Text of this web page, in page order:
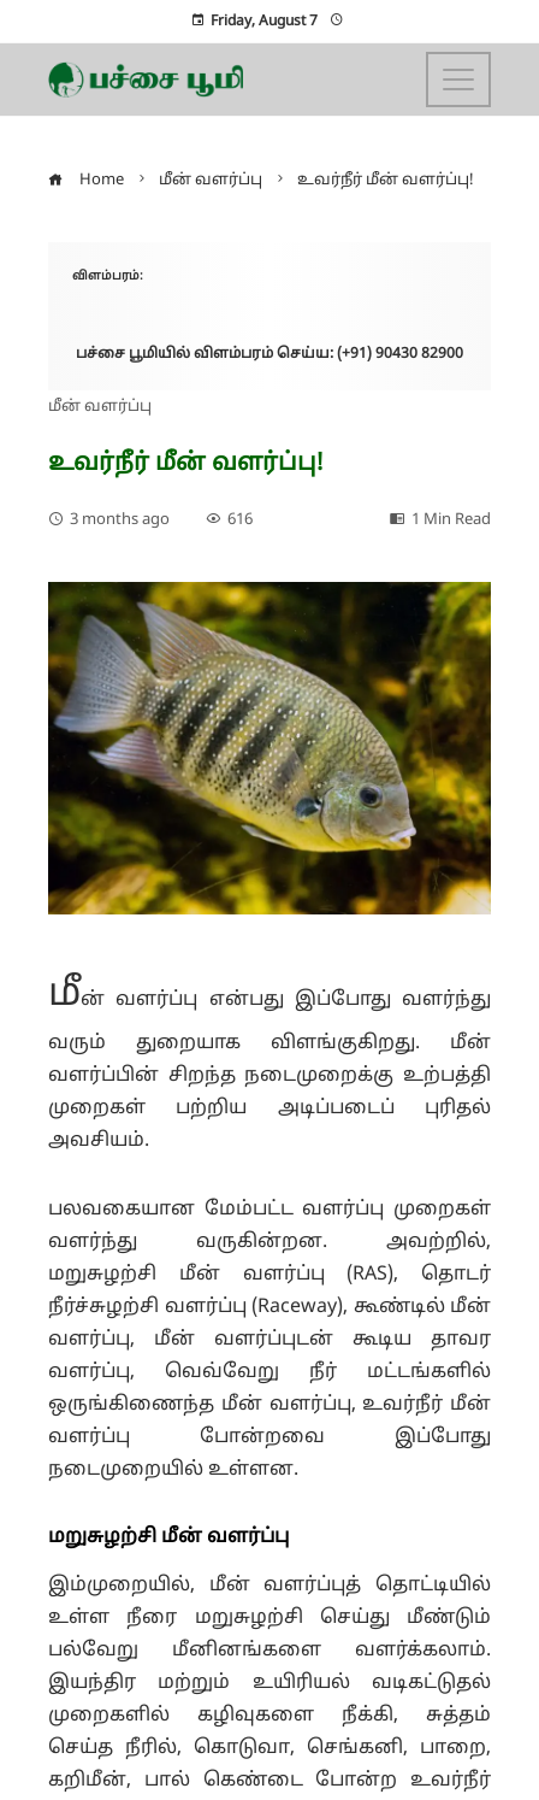
Friday, August 7
Home மீன் வளர்ப்பு உவர்நீர் மீன் வளர்ப்பு!
விளம்பரம்:
பச்சை பூமியில் விளம்பரம் செய்ய: (+91) 90430 82900
மீன் வளர்ப்பு
உவர்நீர் மீன் வளர்ப்பு!
3 months ago 616 1 Min Read
மீன் வளர்ப்பு என்பது இப்போது வளர்ந்து
வரும் துறையாக விளங்குகிறது. மீன்
வளர்ப்பின் சிறந்த நடைமுறைக்கு உற்பத்தி
முறைகள் பற்றிய அடிப்படைப் புரிதல்
அவசியம்.
பலவகையான மேம்பட்ட வளர்ப்பு முறைகள்
வளர்ந்து வருகின்றன. அவற்றில்,
மறுசுழற்சி மீன் வளர்ப்பு (RAS), தொடர்
நீர்ச்சுழற்சி வளர்ப்பு (Raceway), கூண்டில் மீன்
வளர்ப்பு, மீன் வளர்ப்புடன் கூடிய தாவர
வளர்ப்பு, வெவ்வேறு நீர் மட்டங்களில்
ஒருங்கிணைந்த மீன் வளர்ப்பு, உவர்நீர் மீன்
வளர்ப்பு போன்றவை இப்போது
நடைமுறையில் உள்ளன.
மறுசுழற்சி மீன் வளர்ப்பு
இம்முறையில், மீன் வளர்ப்புத் தொட்டியில்
உள்ள நீரை மறுசுழற்சி செய்து மீண்டும்
பல்வேறு மீனினங்களை வளர்க்கலாம்.
இயந்திர மற்றும் உயிரியல் வடிகட்டுதல்
முறைகளில் கழிவுகளை நீக்கி, சுத்தம்
செய்த நீரில், கொடுவா, செங்கனி, பாறை,
கறிமீன், பால் கெண்டை போன்ற உவர்நீர்